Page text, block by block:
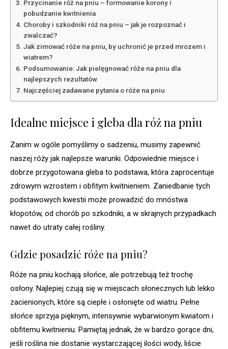
Przycinanie róż na pniu – formowanie korony i
pobudzanie kwitnienia
Choroby i szkodniki róż na pniu – jak je rozpoznać i
zwalczać?
Jak zimować róże na pniu, by uchronić je przed mrozem i
wiatrem?
Podsumowanie: Jak pielęgnować róże na pniu dla
najlepszych rezultatów
Najczęściej zadawane pytania o róże na pniu
Idealne miejsce i gleba dla róż na pniu
Zanim w ogóle pomyślimy o sadzeniu, musimy zapewnić
naszej róży jak najlepsze warunki. Odpowiednie miejsce i
dobrze przygotowana gleba to podstawa, która zaprocentuje
zdrowym wzrostem i obfitym kwitnieniem. Zaniedbanie tych
podstawowych kwestii może prowadzić do mnóstwa
kłopotów, od chorób po szkodniki, a w skrajnych przypadkach
nawet do utraty całej rośliny.
Gdzie posadzić róże na pniu?
Róże na pniu kochają słońce, ale potrzebują też trochę
osłony. Najlepiej czują się w miejscach słonecznych lub lekko
zacienionych, które są ciepłe i osłonięte od wiatru. Pełne
słońce sprzyja pięknym, intensywnie wybarwionym kwiatom i
obfitemu kwitnieniu. Pamiętaj jednak, że w bardzo gorące dni,
jeśli roślina nie dostanie wystarczającej ilości wody, liście